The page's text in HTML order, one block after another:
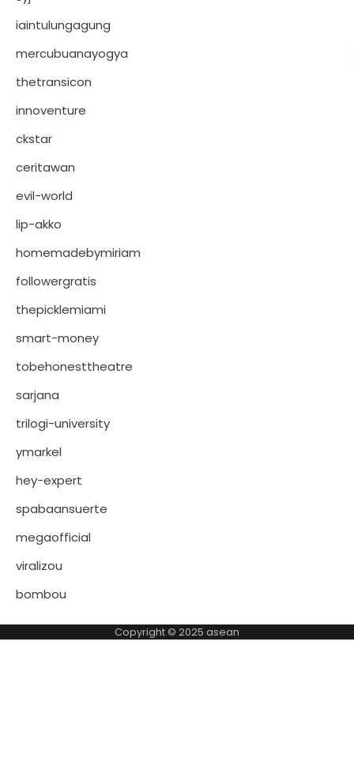
iaintulungagung
mercubuanayogya
thetransicon
innoventure
ckstar
ceritawan
evil-world
lip-akko
homemadebymiriam
followergratis
thepicklemiami
smart-money
tobehonesttheatre
sarjana
trilogi-university
ymarkel
hey-expert
spabaansuerte
megaofficial
viralizou
bombou
Copyright © 2025 asean